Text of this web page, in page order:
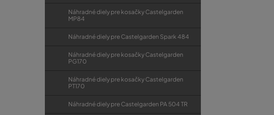
Náhradné diely pre kosačky Castelgarden
MP84
Náhradné diely pre Castelgarden Spark 484
Náhradné diely pre kosačky Castelgarden
PG170
Náhradné diely pre kosačky Castelgarden
PT170
Náhradné diely pre Castelgarden PA 504 TR